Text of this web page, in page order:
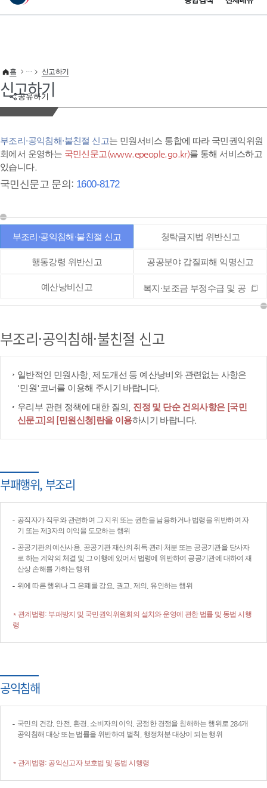
이 누리집은 대한민국 공식 전자정부 누리집입니다.
공유하기
홈 신고하기
신고하기
부조리·공익침해·불친절 신고는 민원서비스 통합에 따라 국민권익위원
회에서 운영하는 국민신문고(www.epeople.go.kr)를 통해 서비스하고
있습니다.
국민신문고 문의: 1600-8172
부조리·공익침해·불친절 신고 청탁금지법 위반신고
행동강령 위반신고 공공분야 갑질피해 익명신고
예산낭비신고 복지·보조금 부정수급 및 공
부조리·공익침해·불친절 신고
일반적인 민원사항, 제도개선 등 예산낭비와 관련없는 사항은
'민원'코너를 이용해 주시기 바랍니다.
우리부 관련 정책에 대한 질의, 진정 및 단순 건의사항은 [국민
신문고]의 [민원신청]란을 이용하시기 바랍니다.
부패행위, 부조리
공직자가 직무와 관련하여 그 지위 또는 권한을 남용하거나 법령을 위반하여 자
기 또는 제3자의 이익을 도모하는 행위
공공기관의 예산사용, 공공기관 재산의 취득·관리·처분 또는 공공기관을 당사자
로 하는 계약의 체결 및 그 이행에 있어서 법령에 위반하여 공공기관에 대하여 재
산상 손해를 가하는 행위
위에 따른 행위나 그 은폐를 강요, 권고, 제의, 유인하는 행위
* 관계법령: 부패방지 및 국민권익위원회의 설치와 운영에 관한 법률 및 동법 시행
령
공익침해
국민의 건강, 안전, 환경, 소비자의 이익, 공정한 경쟁을 침해하는 행위로 284개
공익침해 대상 또는 법률을 위반하여 벌칙, 행정처분 대상이 되는 행위
* 관계법령: 공익신고자 보호법 및 동법 시행령